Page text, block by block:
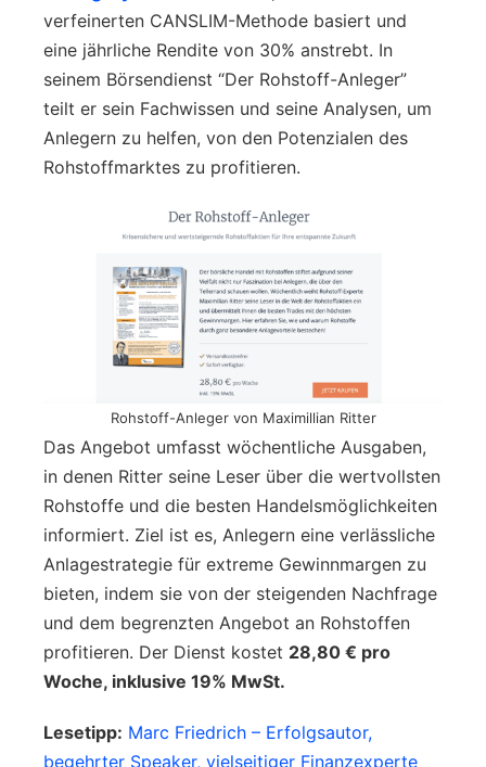
verfeinerten CANSLIM-Methode basiert und
eine jährliche Rendite von 30% anstrebt. In
seinem Börsendienst “Der Rohstoff-Anleger”
teilt er sein Fachwissen und seine Analysen, um
Anlegern zu helfen, von den Potenzialen des
Rohstoffmarktes zu profitieren.
Rohstoff-Anleger von Maximillian Ritter
Das Angebot umfasst wöchentliche Ausgaben,
in denen Ritter seine Leser über die wertvollsten
Rohstoffe und die besten Handelsmöglichkeiten
informiert. Ziel ist es, Anlegern eine verlässliche
Anlagestrategie für extreme Gewinnmargen zu
bieten, indem sie von der steigenden Nachfrage
und dem begrenzten Angebot an Rohstoffen
profitieren. Der Dienst kostet 28,80 € pro
Woche, inklusive 19% MwSt.
Lesetipp: Marc Friedrich – Erfolgsautor,
begehrter Speaker, vielseitiger Finanzexperte